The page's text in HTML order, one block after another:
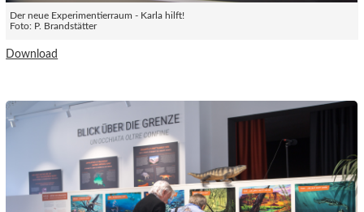
Der neue Experimentierraum - Karla hilft!
Foto: P. Brandstätter
Download